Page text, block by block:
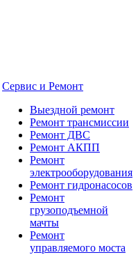
Сервис и Ремонт
Выездной ремонт
Ремонт трансмиссии
Ремонт ДВС
Ремонт АКПП
Ремонт
электрооборудования
Ремонт гидронасосов
Ремонт
грузоподъемной
мачты
Ремонт
управляемого моста